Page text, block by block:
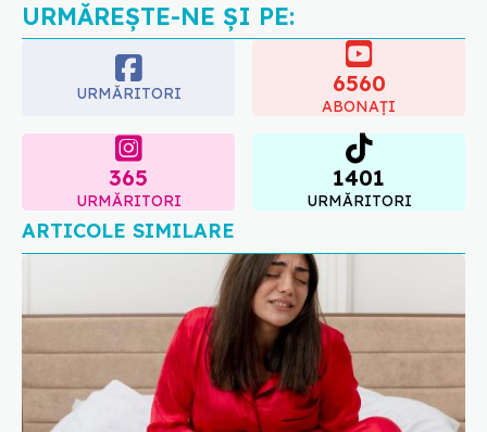
URMĂREȘTE-NE ȘI PE:
URMĂRITORI 6560
ABONAȚI
365
URMĂRITORI
1401
URMĂRITORI
ARTICOLE SIMILARE